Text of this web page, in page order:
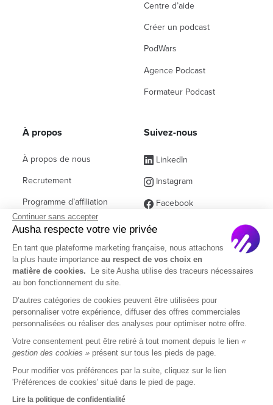
Centre d’aide
Créer un podcast
PodWars
Agence Podcast
Formateur Podcast
À propos
À propos de nous
Recrutement
Programme d’affiliation
Contact commercial
Partenaires
Questions fréquentes
Suivez-nous
LinkedIn
Instagram
Facebook
(ex Twitter)
© 2026 Ausha SAS
Mentions Légales CGU
CGA
Politique de confidentialité
DOM
Continuer sans accepter
Ausha respecte votre vie privée
En tant que plateforme marketing française, nous attachons
la plus haute importance au respect de vos choix en
matière de cookies.
Le site Ausha utilise des traceurs nécessaires
au bon fonctionnement du site.
D’autres catégories de cookies peuvent être utilisées pour
personnaliser votre expérience, diffuser des offres commerciales
personnalisées ou réaliser des analyses pour optimiser notre offre.
Votre consentement peut être retiré à tout moment depuis le lien «
gestion des cookies » présent sur tous les pieds de page.
Pour modifier vos préférences par la suite, cliquez sur le lien
'Préférences de cookies' situé dans le pied de page.
Lire la politique de confidentialité